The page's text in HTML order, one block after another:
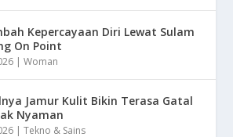
Kepercayaan Diri Lewat Sulam
On Point
|Woman
Jamur Kulit Bikin Terasa Gatal
Nyaman
|Tekno & Sains